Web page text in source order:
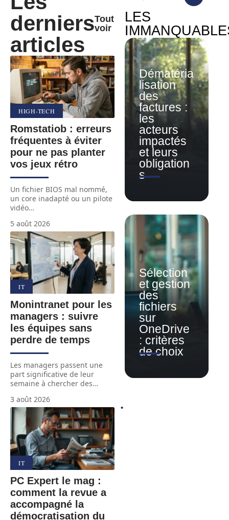
derniers
articles
Tout
voir
HIGH-TECH
Romstatiob : erreurs
fréquentes à éviter
pour ne pas planter
vos jeux rétro
Un fichier BIOS mal nommé,
un core inadapté ou un pilote
vidéo…
5 août 2026
IT
Monintranet pour les
managers : suivre
les équipes sans
perdre de temps
Les managers passent une
part significative de leur
semaine à chercher des…
3 août 2026
IT
PC Expert le mag :
comment la revue a
accompagné la
démocratisation du
LES
Dématéria
lisation
des
factures :
les
acteurs
impactés
et leurs
obligation
s
Sélection
et gestion
des
fichiers
sur
OneDrive
: critères
de choix